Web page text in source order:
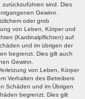
sind. Dies
Gewinn.
oder grob
von Leben, Körper und
(Kardinalpflichten) auf
und im übrigen der
begrenzt. Dies gilt auch
Gewinn.
von Leben, Körper
Verhalten des Betreibers
Schäden und im Übrigen
begrenzt. Dies gilt